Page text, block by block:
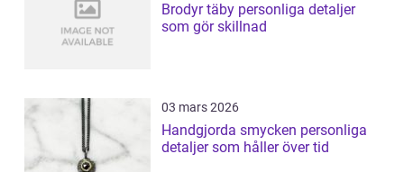
Brodyr täby personliga detaljer
som gör skillnad
03 mars 2026
Handgjorda smycken personliga
detaljer som håller över tid